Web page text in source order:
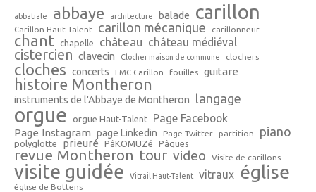
abbatiale abbaye architecture balade carillon
Carillon Haut-Talent carillon mécanique carillonneur
chant chapelle château château médiéval
cistercien clavecin Clocher maison de commune clochers
cloches concerts FMC Carillon fouilles guitare
histoire Montheron
instruments de l'Abbaye de Montheron langage
orgue orgue Haut-Talent Page Facebook
Page Instagram page Linkedin Page Twitter partition piano
polyglotte prieuré PâKOMUZé Pâques
revue Montheron tour video Visite de carillons
visite guidée Vitrail Haut-Talent vitraux église
église de Bottens